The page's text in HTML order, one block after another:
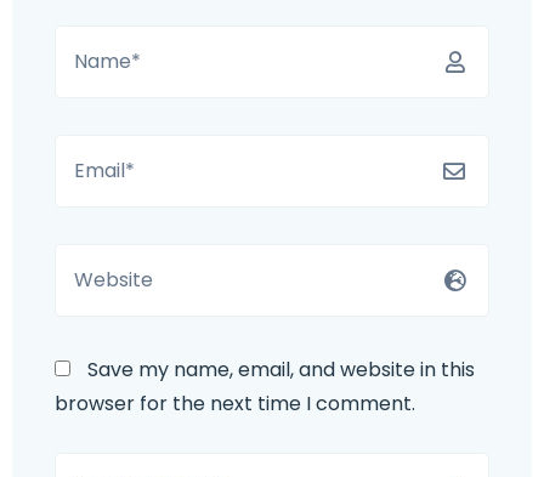
Save my name, email, and website in this
browser for the next time I comment.